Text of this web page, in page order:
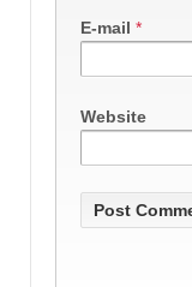
E-mail *
Website